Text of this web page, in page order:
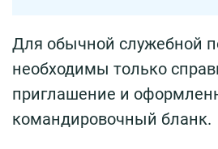
Для обычной служебной
необходимы только
приглашение и
командировочный бланк.